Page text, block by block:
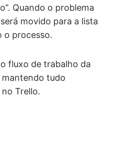
Quando o problema
movido para a lista
o processo.
fluxo de trabalho da
mantendo tudo
Trello.